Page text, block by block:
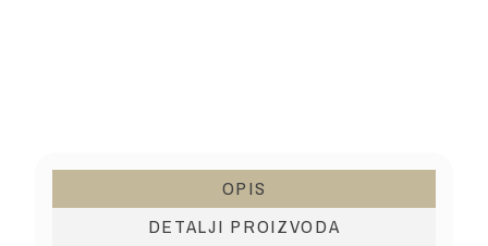
OPIS
DETALJI PROIZVODA